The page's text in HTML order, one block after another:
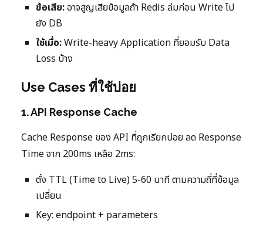
ข้อเสีย:อาจสูญเสียข้อมูลถ้า Redis ล่มก่อน Write ไป
ยัง DB
ใช้เมื่อ:Write-heavy Application ที่ยอมรับ Data
Loss บ้าง
Use Cases ที่ใช้บ่อย
1. API Response Cache
Cache Response ของ API ที่ถูกเรียกบ่อย ลด Response
Time จาก 200ms เหลือ 2ms:
ตั้ง TTL (Time to Live) 5-60 นาที ตามความถี่ที่ข้อมูล
เปลี่ยน
Key: endpoint + parameters